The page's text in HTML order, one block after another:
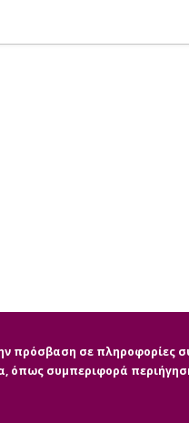
πρόσβαση σε πληροφορίες
όπως συμπεριφορά